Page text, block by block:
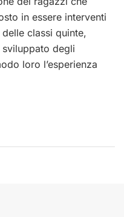
in essere interventi
classi quinte,
degli
loro l’esperienza